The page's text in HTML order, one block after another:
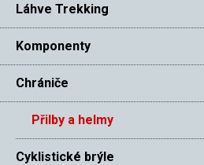
Láhve Trekking
Komponenty
Chrániče
Přilby a helmy
Cyklistické brýle